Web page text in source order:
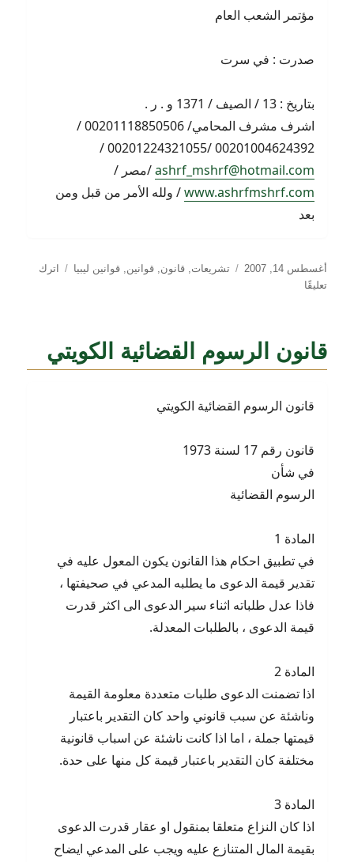
مؤتمر الشعب العام
صدرت : في سرت
بتاريخ : 13 / الصيف / 1371 و . ر .
اشرف مشرف المحامي/ 00201118850506 /
00201004624392 /00201224321055 /
ashrf_mshrf@hotmail.com/مصر /
www.ashrfmshrf.com/ ولله الأمر من قبل ومن
بعد
نُشرت
في
أغسطس 14, 2007 التصنيفات
تشريعات,قانون,قوانين,قوانين ليبيا
اترك
تعليقًا
القضائية
بليبيا
قانون الرسوم القضائية الكويتي
قانون الرسوم القضائية الكويتي
قانون رقم 17 لسنة 1973
في شأن
الرسوم القضائية
المادة 1
في تطبيق احكام هذا القانون يكون المعول عليه في
تقدير قيمة الدعوى ما يطلبه المدعي في صحيفتها ،
فاذا عدل طلباته اثناء سير الدعوى الى اكثر قدرت
قيمة الدعوى ، بالطلبات المعدلة.
المادة 2
اذا تضمنت الدعوى طلبات متعددة معلومة القيمة
وناشئة عن سبب قانوني واحد كان التقدير باعتبار
قيمتها جملة ، اما اذا كانت ناشئة عن اسباب قانونية
مختلفة كان التقدير باعتبار قيمة كل منها على حدة.
المادة 3
اذا كان النزاع متعلقا بمنقول او عقار قدرت الدعوى
بقيمة المال المتنازع عليه ويجب على المدعي ايضاح